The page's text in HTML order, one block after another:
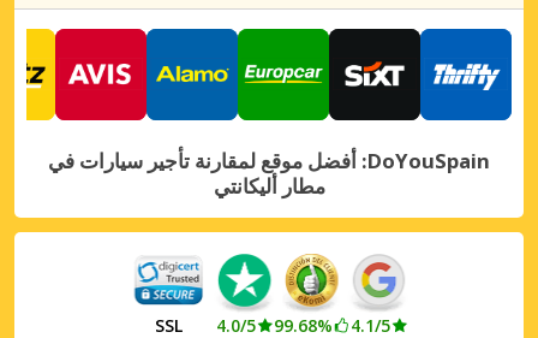
DoYouSpain: أفضل موقع لمقارنة تأجير سيارات في
مطار أليكانتي
4.1/5
99.68%
4.0/5
SSL